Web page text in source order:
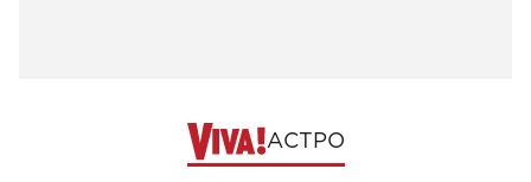
АСТРО